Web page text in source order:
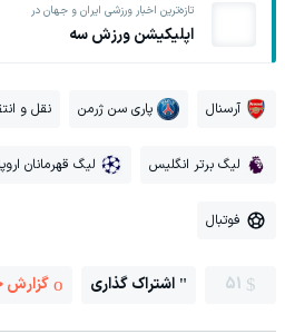
تازه‌ترین اخبار ورزشی ایران و جهان در
اپلیکیشن ورزش سه
آرسنال پاری سن ژرمن نقل و
لیگ برتر انگلیس لیگ قهرمانان اروپا
فوتبال
51 اشتراک گذاری گزارش